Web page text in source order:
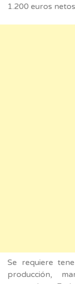
1.200 euros
Se requiere
producción,